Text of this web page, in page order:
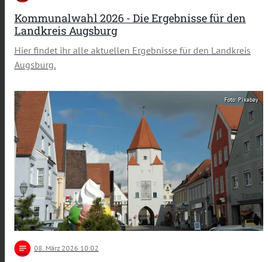
Kommunalwahl 2026 - Die Ergebnisse für den
Landkreis Augsburg
Hier findet ihr alle aktuellen Ergebnisse für den Landkreis
Augsburg.
Foto: Pixabay
notes 08. März 2026 10:02